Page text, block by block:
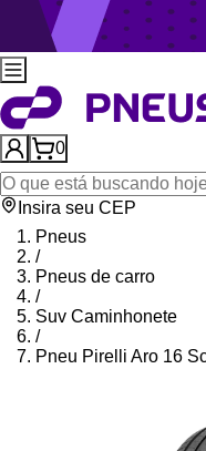
0
Insira seu CEP
Pneus
/
Pneus de carro
/
Suv Caminhonete
/
Pneu Pirelli Aro 16